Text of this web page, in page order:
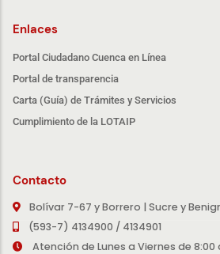
Enlaces
Portal Ciudadano Cuenca en Línea
Portal de transparencia
Carta (Guía) de Trámites y Servicios
Cumplimiento de la LOTAIP
Contacto
Bolívar 7-67 y Borrero | Sucre y
(593-7) 4134900 / 4134901
Atención de Lunes a Viernes de 8:00